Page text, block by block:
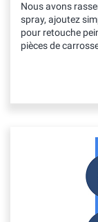
Nous avons
spray, ajoutez
pour retouche
pièces de